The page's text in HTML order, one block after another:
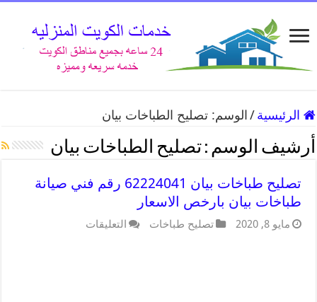
الرئيسية / الوسم:تصليح الطباخات بيان
أرشيف الوسم :تصليح الطباخات بيان
تصليح طباخات بيان 62224041 رقم فني صيانة
طباخات بيان بارخص الاسعار
مايو 8, 2020 تصليح طباخات التعليقات